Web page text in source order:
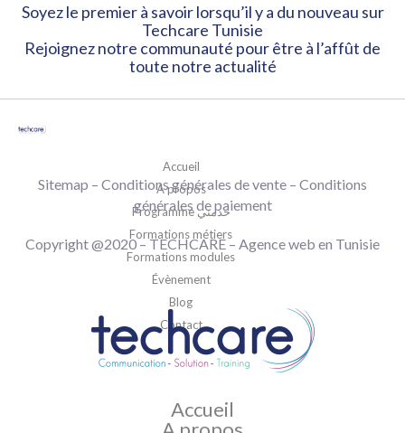
Soyez le premier à savoir lorsqu’il y a du nouveau sur
Techcare Tunisie
Rejoignez notre communauté pour être à l’affût de
toute notre actualité
Accueil
A propos
Programme خدمني
Formations métiers
Formations modules
Évènement
Blog
Contact
Sitemap – Conditions générales de vente – Conditions
générales de paiement
Copyright @2020 –TECHCARE– Agence web en Tunisie
Accueil